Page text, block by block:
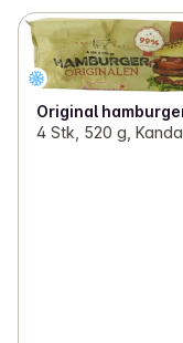
Original
4 Stk, 520 g,